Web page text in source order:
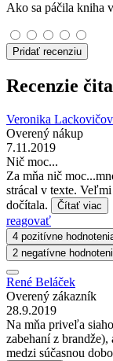
Ako sa páčila kniha
Pridať recenziu
Recenzie
Veronika
Overený nákup
7.11.2019
Nič moc...
Za mňa nič
strácal v texte.
dočítala.
Čítať viac
reagovať
4 pozitívne
2 negatívne
René Beláček
Overený zákazník
28.9.2019
Na mňa priveľa
zabehaní z brandže),
medzi súčasnou